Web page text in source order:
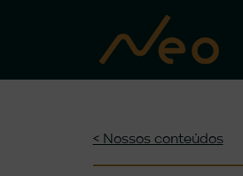
< Nossos conteúdos